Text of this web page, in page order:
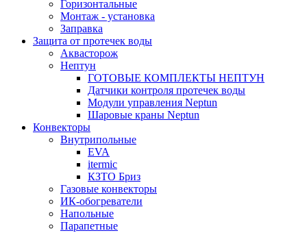
Горизонтальные
Монтаж - установка
Заправка
Защита от протечек воды
Аквасторож
Нептун
ГОТОВЫЕ КОМПЛЕКТЫ НЕПТУН
Датчики контроля протечек воды
Модули управления Neptun
Шаровые краны Neptun
Конвекторы
Внутрипольные
EVA
itermic
КЗТО Бриз
Газовые конвекторы
ИК-обогреватели
Напольные
Парапетные